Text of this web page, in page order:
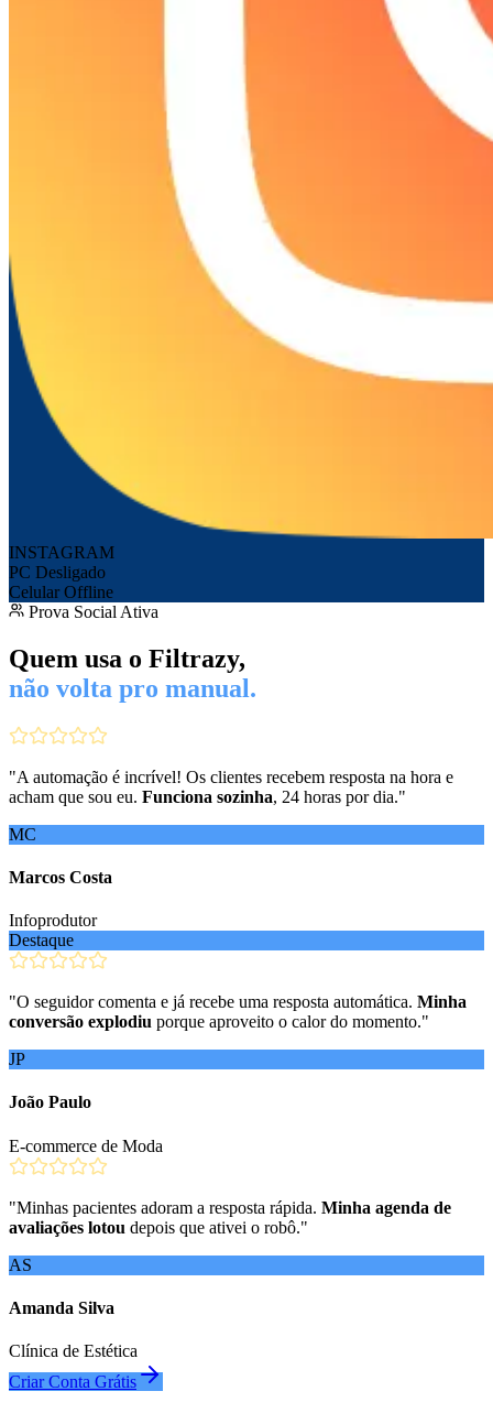
INSTAGRAM
PC Desligado
Celular Offline
Prova Social Ativa
Quem usa o Filtrazy,
não volta pro manual.
"A automação é incrível! Os clientes recebem resposta na hora e
acham que sou eu. Funciona sozinha, 24 horas por dia."
MC
Marcos Costa
Infoprodutor
Destaque
"O seguidor comenta e já recebe uma resposta automática. Minha
conversão explodiu porque aproveito o calor do momento."
JP
João Paulo
E-commerce de Moda
"Minhas pacientes adoram a resposta rápida. Minha agenda de
avaliações lotou depois que ativei o robô."
AS
Amanda Silva
Clínica de Estética
Criar Conta Grátis